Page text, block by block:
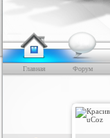
Главная Форум